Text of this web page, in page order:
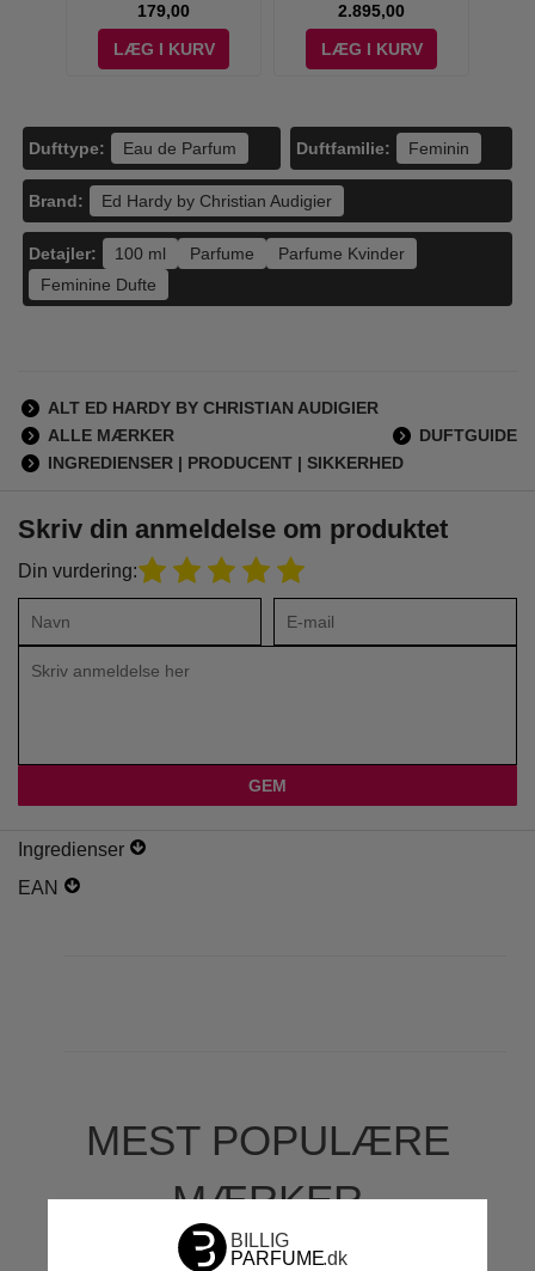
179,00
LÆG I KURV
2.895,00
LÆG I KURV
Dufttype: Eau de Parfum Duftfamilie: Feminin
Brand: Ed Hardy by Christian Audigier
Detajler: 100 ml Parfume
Parfume Kvinder
Feminine Dufte
ALT ED HARDY BY CHRISTIAN AUDIGIER
ALLE MÆRKER
DUFTGUIDE
INGREDIENSER | PRODUCENT | SIKKERHED
Skriv din anmeldelse om produktet
Din vurdering:
Ingredienser
EAN
MEST POPULÆRE
MÆRKER